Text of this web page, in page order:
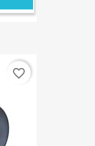
favorite_border